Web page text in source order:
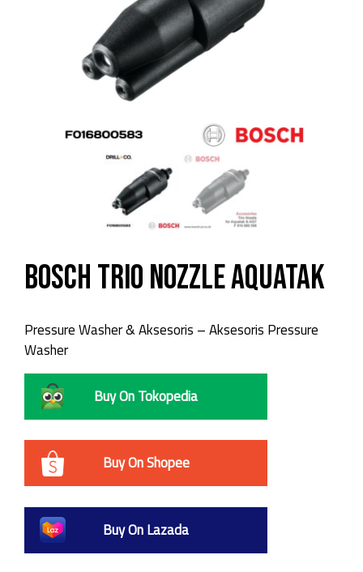
Bosch Trio Nozzle Aquatak
Pressure Washer & Aksesoris – Aksesoris Pressure
Washer
Buy On Tokopedia
Buy On Shopee
Buy On Lazada